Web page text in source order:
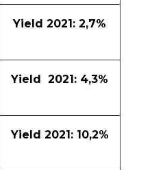
Yield 2021: 2,7%
Yield 2021: 4,3%
Yield 2021: 10,2%